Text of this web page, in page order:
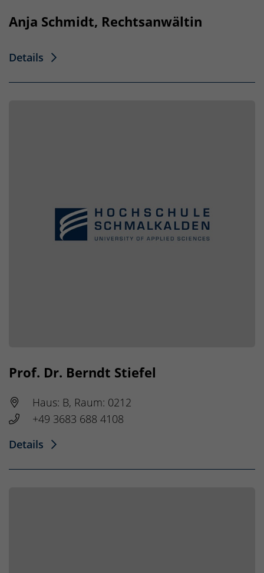
Anja Schmidt, Rechtsanwältin
Details
Prof. Dr. Berndt Stiefel
Haus: B, Raum: 0212
+49 3683 688 4108
Details